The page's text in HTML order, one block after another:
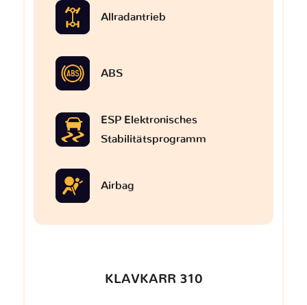
Allradantrieb
ABS
ESP Elektronisches
Stabilitätsprogramm
Airbag
KLAVKARR 310